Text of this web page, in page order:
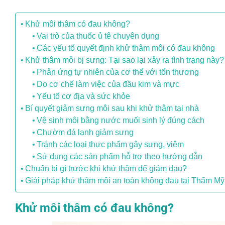
Khử môi thâm có đau không?
Vai trò của thuốc ủ tê chuyên dụng
Các yếu tố quyết định khử thâm môi có đau không
Khử thâm môi bị sưng: Tại sao lại xảy ra tình trạng này?
Phản ứng tự nhiên của cơ thể với tổn thương
Do cơ chế làm việc của đầu kim và mực
Yếu tố cơ địa và sức khỏe
Bí quyết giảm sưng môi sau khi khử thâm tại nhà
Vệ sinh môi bằng nước muối sinh lý đúng cách
Chườm đá lạnh giảm sưng
Tránh các loại thực phẩm gây sưng, viêm
Sử dụng các sản phẩm hỗ trợ theo hướng dẫn
Chuẩn bị gì trước khi khử thâm để giảm đau?
Giải pháp khử thâm môi an toàn không đau tại Thẩm
Khử môi thâm có đau không?